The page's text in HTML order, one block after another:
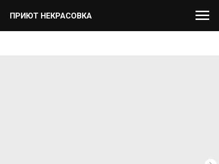
ПРИЮТ НЕКРАСОВКА